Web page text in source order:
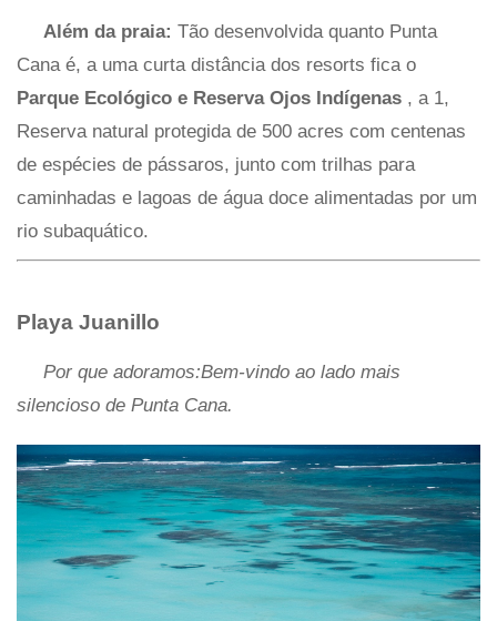
Além da praia: Tão desenvolvida quanto Punta
Cana é, a uma curta distância dos resorts fica o
Parque Ecológico e Reserva Ojos Indígenas , a 1,
Reserva natural protegida de 500 acres com centenas
de espécies de pássaros, junto com trilhas para
caminhadas e lagoas de água doce alimentadas por um
rio subaquático.
Playa Juanillo
Por que adoramos:Bem-vindo ao lado mais
silencioso de Punta Cana.